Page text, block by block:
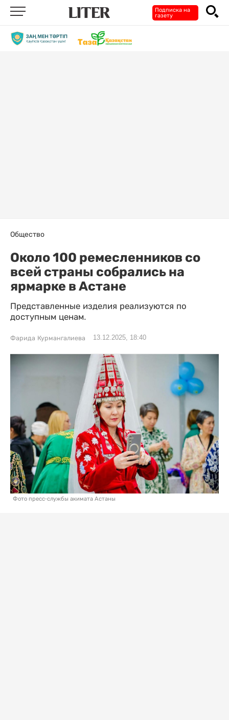
Подписка на
газету
Общество
Около 100 ремесленников со
всей страны собрались на
ярмарке в Астане
Представленные изделия реализуются по
доступным ценам.
Фарида Курмангалиева 13.12.2025, 18:40
Фото пресс-службы акимата Астаны